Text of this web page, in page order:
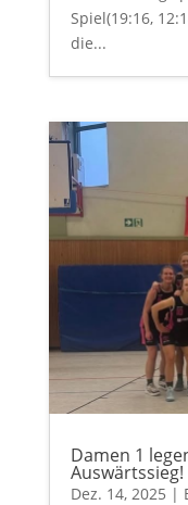
Spiel(19:16,
die...
Damen 1
Auswärtssieg!
Dez. 14, 2025 |